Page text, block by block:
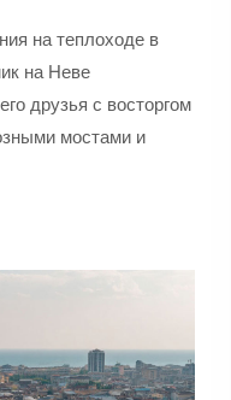
на теплоходе в
на Неве
друзья с восторгом
мостами и